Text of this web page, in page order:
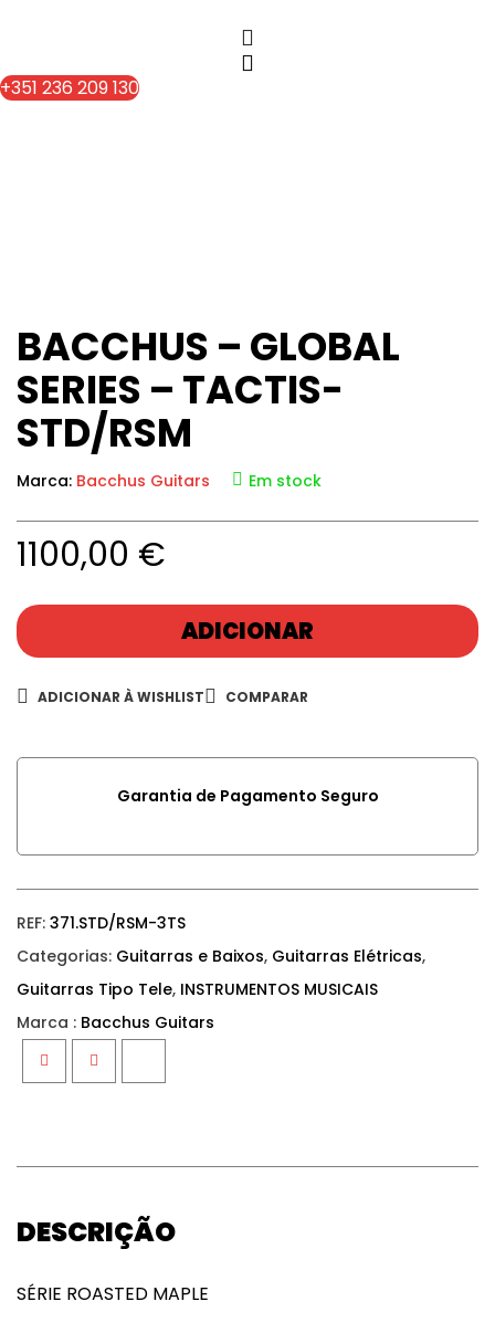
+351 236 209 130
BACCHUS – GLOBAL
SERIES – TACTIS-
STD/RSM
Marca: Bacchus Guitars Em stock
1100,00 €
ADICIONAR
ADICIONAR À WISHLIST COMPARAR
Garantia de Pagamento Seguro
REF: 371.STD/RSM-3TS
Categorias: Guitarras e Baixos, Guitarras Elétricas,
Guitarras Tipo Tele, INSTRUMENTOS MUSICAIS
Marca : Bacchus Guitars
FacebookTwitterGoogle+
DESCRIÇÃO
SÉRIE ROASTED MAPLE